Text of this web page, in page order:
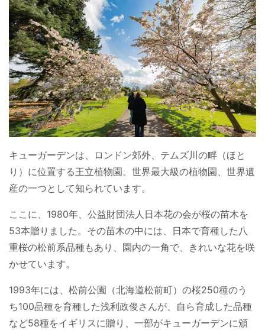
キューガーデンは、ロンドン郊外、テムズ川の畔（ほと
り）に位置する王立植物園。世界最大級の植物園、世界遺
産の一つとして知られています。
ここに、1980年、公益財団法人日本花の会が桜の苗木を
53本贈りました。その苗木の中には、日本で育種した八
重桜の松前系品種もあり、園内の一角で、きれいな花を咲
かせています。
1993年には、松前公園（北海道松前町）の桜250種のう
ち100品種を育種した浅利政俊さんが、自ら育成した品種
など58種をイギリスに贈り、一部がキューガーデンに頒